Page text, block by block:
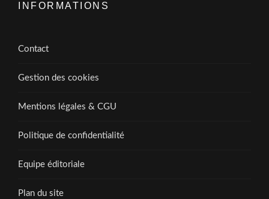
INFORMATIONS
Contact
Gestion des cookies
Mentions légales & CGU
Politique de confidentialité
Equipe éditoriale
Plan du site